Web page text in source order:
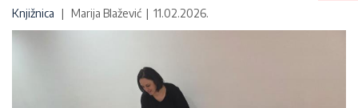
Knjižnica | Marija Blažević | 11.02.2026.